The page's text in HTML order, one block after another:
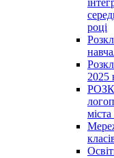
році
2025